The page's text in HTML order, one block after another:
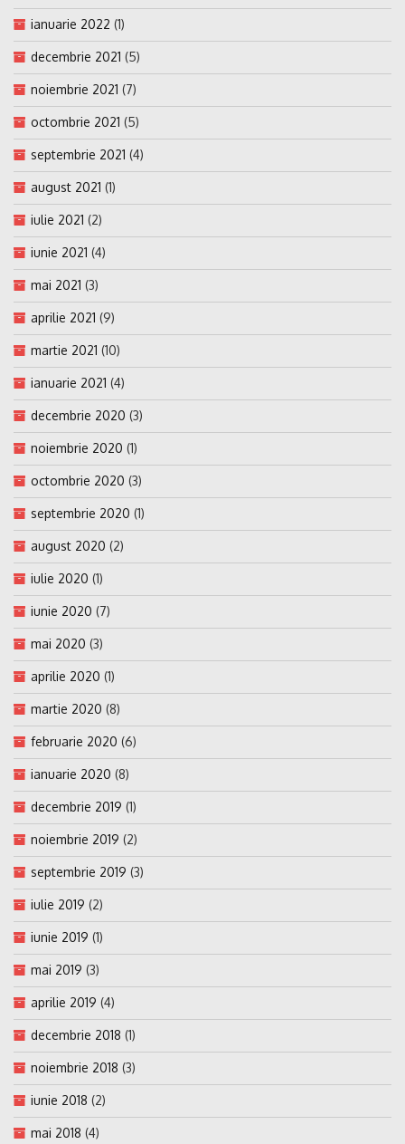
ianuarie 2022 (1)
decembrie 2021 (5)
noiembrie 2021 (7)
octombrie 2021 (5)
septembrie 2021 (4)
august 2021 (1)
iulie 2021 (2)
iunie 2021 (4)
mai 2021 (3)
aprilie 2021 (9)
martie 2021 (10)
ianuarie 2021 (4)
decembrie 2020 (3)
noiembrie 2020 (1)
octombrie 2020 (3)
septembrie 2020 (1)
august 2020 (2)
iulie 2020 (1)
iunie 2020 (7)
mai 2020 (3)
aprilie 2020 (1)
martie 2020 (8)
februarie 2020 (6)
ianuarie 2020 (8)
decembrie 2019 (1)
noiembrie 2019 (2)
septembrie 2019 (3)
iulie 2019 (2)
iunie 2019 (1)
mai 2019 (3)
aprilie 2019 (4)
decembrie 2018 (1)
noiembrie 2018 (3)
iunie 2018 (2)
mai 2018 (4)